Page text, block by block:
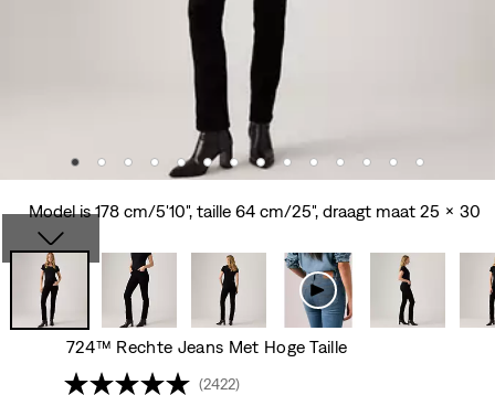
Model is 178 cm/5'10", taille 64 cm/25", draagt maat 25 x 30
724™ Rechte Jeans Met Hoge Taille
(2422)